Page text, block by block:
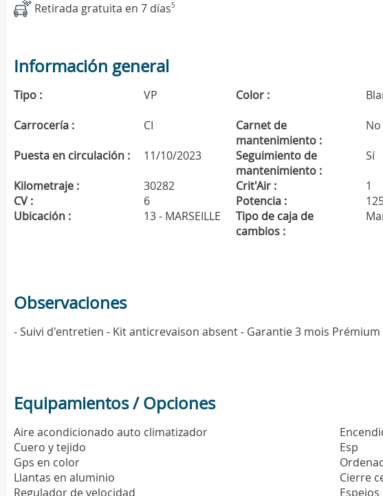
Retirada gratuita en 7 días5
Información general
Tipo : VP Color :
Carrocería : CI
Carnet de
mantenimiento :
No
Puesta en circulación :
11/10/2023
Seguimiento de
mantenimiento :
Sí
Kilometraje :
30282 Crit'Air : 1
CV :
6 Potencia :
Ubicación :
13 - MARSEILLE
Tipo de caja de
cambios :
Observaciones
- Suivi d'entretien - Kit anticrevaison absent - Garantie 3 mois Prémium
Equipamientos / Opciones
Aire acondicionado auto climatizador
Cuero y tejido
Gps en color
Llantas en aluminio
Regulador de velocidad
Esp
Cierre